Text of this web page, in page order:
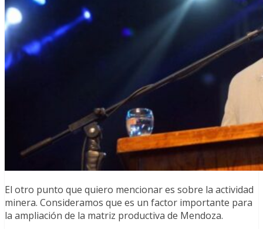
El otro punto que quiero mencionar es sobre la actividad
minera. Consideramos que es un factor importante para
la ampliación de la matriz productiva de Mendoza.